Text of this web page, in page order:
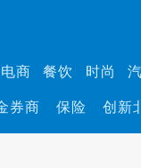
电商 餐饮 时尚
券商 保险 创新